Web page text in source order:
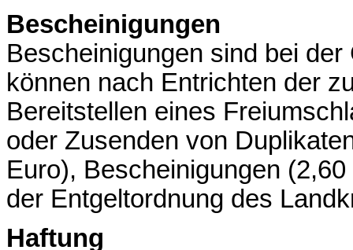
Bescheinigungen
Bescheinigungen sind bei
können nach Entrichten der
Bereitstellen eines
oder Zusenden von
Euro), Bescheinigungen
der Entgeltordnung des
Haftung